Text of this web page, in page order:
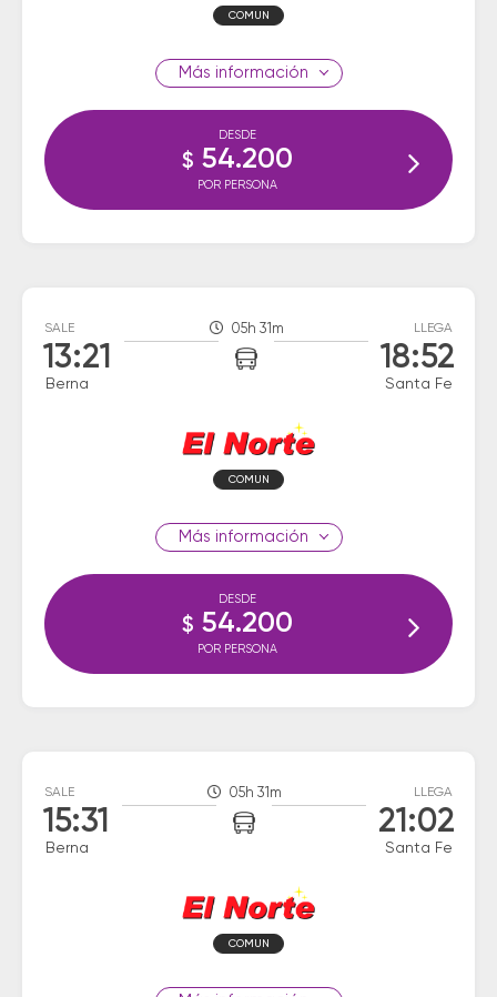
COMUN
información
DESDE
$ 54.200
POR PERSONA
SALE
13:21
Berna
05h 31m LLEGA
18:52
Santa Fe
COMUN
información
DESDE
$ 54.200
POR PERSONA
SALE
15:31
Berna
05h 31m LLEGA
21:02
Santa Fe
COMUN